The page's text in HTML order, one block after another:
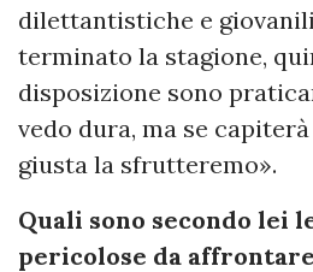
dilettantistiche e
terminato la stagione,
disposizione sono
vedo dura, ma se
giusta la sfrutteremo».
Quali sono secondo lei
pericolose da